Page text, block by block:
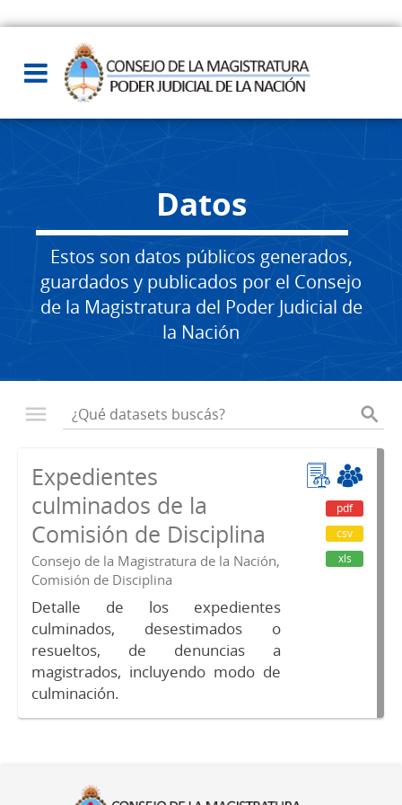
Datos
Estos son datos públicos generados,
guardados y publicados por el Consejo
de la Magistratura del Poder Judicial de
la Nación
Expedientes
culminados de la
Comisión de Disciplina
Consejo de la Magistratura de la Nación,
Comisión de Disciplina
Detalle de los expedientes
culminados, desestimados o
resueltos, de denuncias a
magistrados, incluyendo modo de
culminación.
pdf
csv
xls